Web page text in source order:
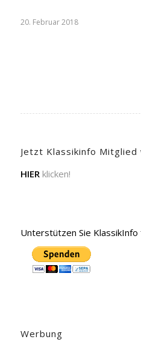
20. Februar 2018
Jetzt Klassikinfo Mitglied
HIER klicken!
Unterstützen Sie
Werbung